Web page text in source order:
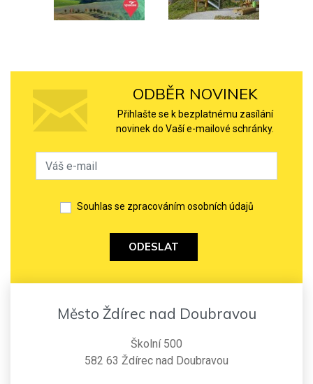
ODBĚR NOVINEK
Přihlašte se k bezplatnému zasílání
novinek do Vaší e-mailové schránky.
Souhlas se zpracováním osobních údajů
ODESLAT
Město Ždírec nad Doubravou
Školní 500
582 63 Ždírec nad Doubravou